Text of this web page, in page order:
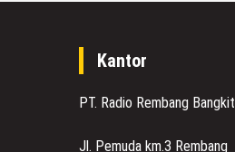
Kantor
PT. Radio Rembang Bangkit
Jl. Pemuda km.3 Rembang